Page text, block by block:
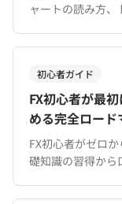
ャートの読み方
MT4/MT5でのチ
初心者ガイド
FX初心者が最
める完全ロード
FX初心者がゼロ
礎知識の習得から
目安を初心者向け